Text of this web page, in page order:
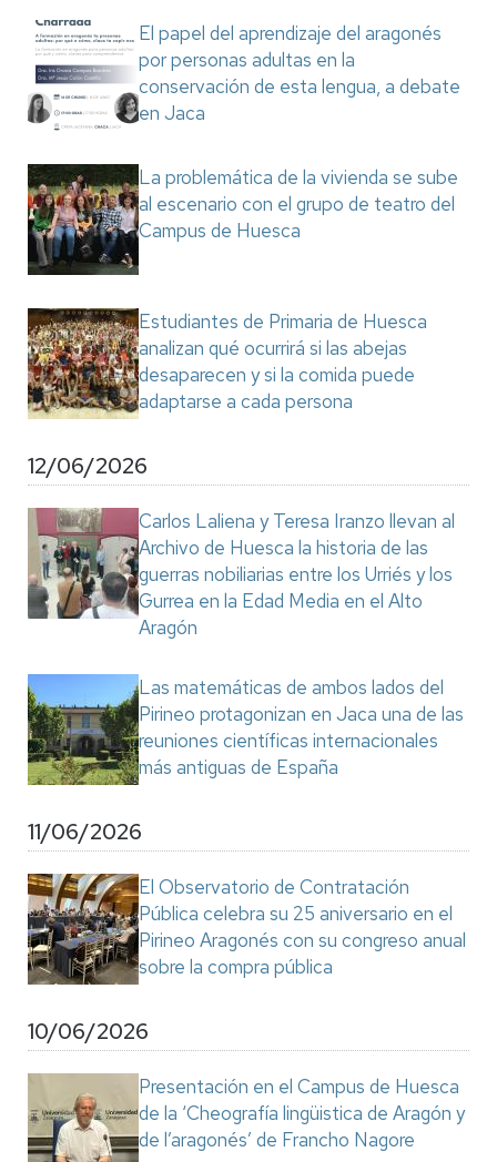
El papel del aprendizaje del aragonés
por personas adultas en la
conservación de esta lengua, a debate
en Jaca
La problemática de la vivienda se sube
al escenario con el grupo de teatro del
Campus de Huesca
Estudiantes de Primaria de Huesca
analizan qué ocurrirá si las abejas
desaparecen y si la comida puede
adaptarse a cada persona
12/06/2026
Carlos Laliena y Teresa Iranzo llevan al
Archivo de Huesca la historia de las
guerras nobiliarias entre los Urriés y los
Gurrea en la Edad Media en el Alto
Aragón
Las matemáticas de ambos lados del
Pirineo protagonizan en Jaca una de las
reuniones científicas internacionales
más antiguas de España
11/06/2026
El Observatorio de Contratación
Pública celebra su 25 aniversario en el
Pirineo Aragonés con su congreso anual
sobre la compra pública
10/06/2026
Presentación en el Campus de Huesca
de la ‘Cheografía lingüistica de Aragón y
de l’aragonés’ de Francho Nagore